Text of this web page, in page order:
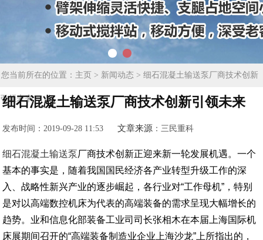
您当前所在的位置： 主页 > 新闻动态 > 细石混凝土输送泵厂商技术创新
引领未来
细石混凝土输送泵厂商技术创新引领未来
发布时间：2019-09-28 11:53 文章来源 ：三民重科
细石混凝土输送泵厂商技术创新正迎来新一轮发展机遇。一个
基本的事实是，随着我国国民经济各产业转型升级工作的深
入、战略性新兴产业的逐步崛起，各行业对“工作母机”，特别
是对以高端数控机床为代表的高端装备的需求呈现大幅增长的
趋势。业和信息化部装备工业司司长张相木在本届上海国际机
床展期间召开的“高端装备制造业企业上海沙龙”上所指出的，